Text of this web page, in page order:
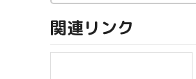
関連リンク